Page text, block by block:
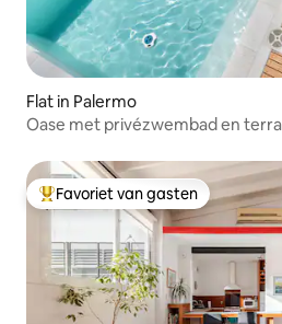
Flat in Palermo
Oase met privézwembad en
Topfavoriet van gasten
Favoriet van gasten